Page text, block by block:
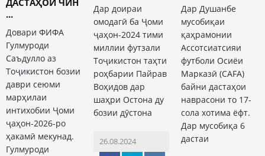
ДАСТАҲОИ ЧИН
...
Довари ФИФА
Гулмуроди
Саъдулло аз
Тоҷикистон бозии
даври сеюми
марҳилаи
интихобии Ҷоми
ҷаҳон-2026-ро
ҳакамӣ мекунад.
Гулмуроди
Дар доираи
омодагӣ ба Ҷоми
ҷаҳон-2024 тими
миллии футзали
Тоҷикистон таҳти
роҳбарии Пайрав
Воҳидов дар
шаҳри Остона ду
бозии дӯстона
26.08.2024
Дар Душанбе
мусобиқаи
қаҳрамонии
Ассотсиатсияи
футболи Осиёи
Марказӣ (CAFA)
байни дастаҳои
наврасони то 17-
сола хотима ёфт.
Дар мусобиқа 6
дастаи